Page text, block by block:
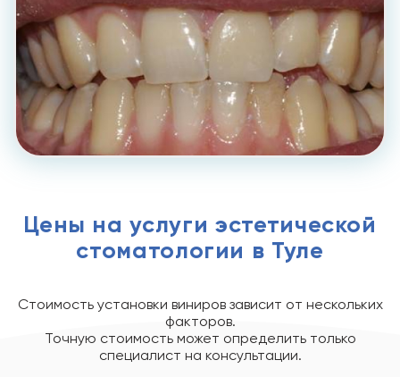
Цены на услуги эстетической
стоматологии в Туле
Стоимость установки виниров зависит от нескольких
факторов.
Точную стоимость может определить только
специалист на консультации.